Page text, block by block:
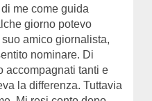
me come guida
giorno potevo
amico giornalista,
nominare. Di
accompagnati tanti e
la differenza. Tuttavia